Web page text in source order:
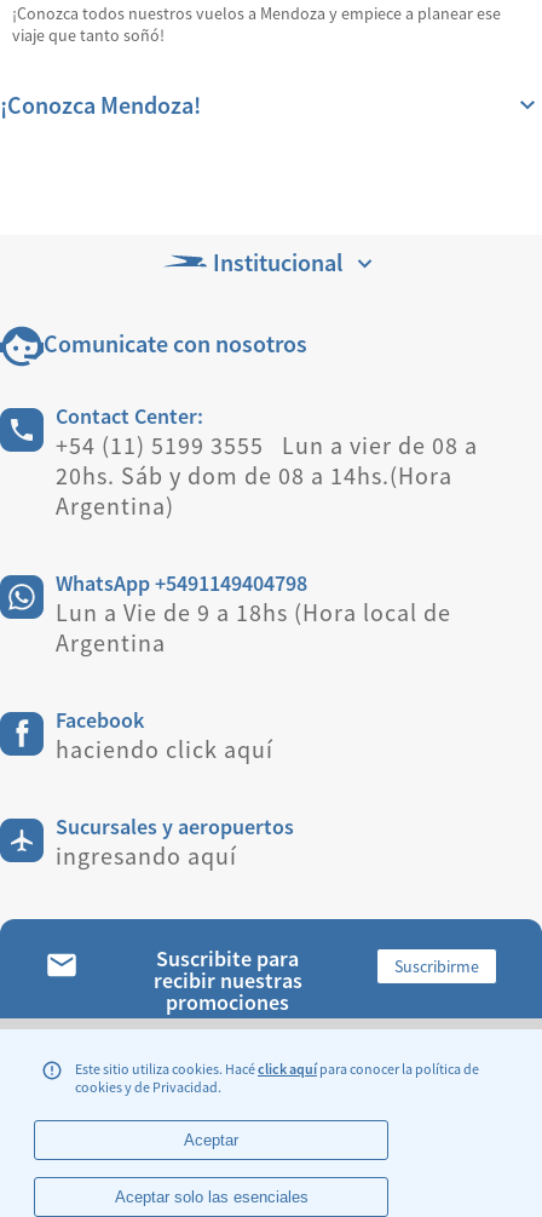
Este sitio utiliza cookies. Hacéclick aquípara conocer la política de
cookies y de Privacidad.
Aceptar
Aceptar solo las esenciales
¡Conozca todos nuestros vuelos a Mendoza y empiece a planear ese
viaje que tanto soñó!
¡Conozca Mendoza!
Institucional
Comunicate con nosotros
Contact Center:
+54 (11) 5199 3555 Lun a vier de 08 a
20hs. Sáb y dom de 08 a 14hs.(Hora
Argentina)
WhatsApp +5491149404798
Lun a Vie de 9 a 18hs (Hora local de
Argentina
Facebook
haciendo click aquí
Sucursales y aeropuertos
ingresando aquí
Suscribite para
recibir nuestras
promociones
Suscribirme
ENCONTRANOS:
Legales y Condiciones Generales de Transporte
Sitio Oficial de Aerolineas Argentinas S.A.
© 1996 - 2026